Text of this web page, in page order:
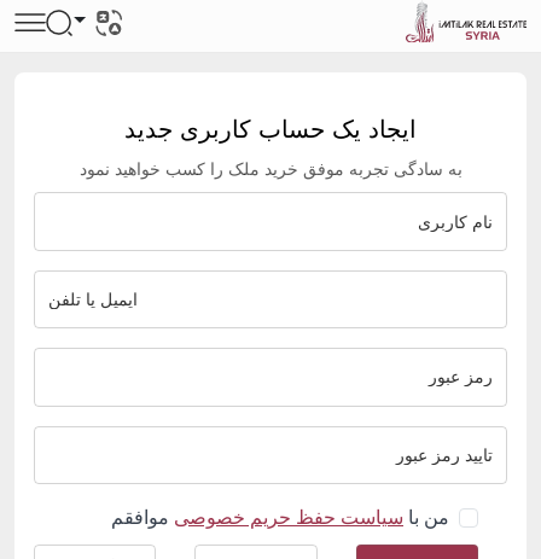
ایجاد یک حساب کاربری جدید
به سادگی تجربه موفق خرید ملک را کسب خواهید نمود
من با سیاست حفظ حریم خصوصی موافقم